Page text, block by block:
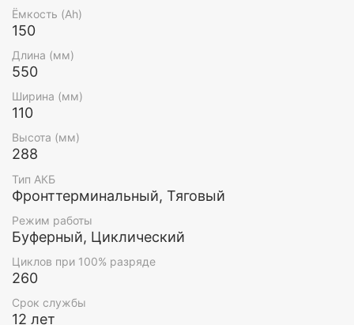
Ёмкость (Ah)
150
Длина (мм)
550
Ширина (мм)
110
Высота (мм)
288
Тип АКБ
Фронттерминальный, Тяговый
Режим работы
Буферный, Циклический
Циклов при 100% разряде
260
Срок службы
12 лет